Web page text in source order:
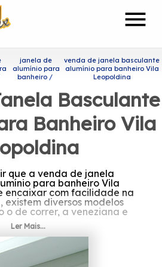
menu
janela de
alumínio para
banheiro
venda de janela basculante
alumínio para banheiro Vila
Leopoldina
Basculante
Banheiro Vila
que a venda de janela
para banheiro Vila
encaixar com facilidade na
existem diversos modelos
o de correr, a veneziana e
ou sem grade.
por venda de
alumínio
Ler Mais...